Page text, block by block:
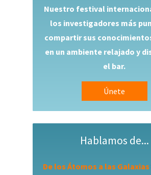
Nuestro festival
los investigadores más
compartir sus
en un ambiente relajado y
el bar.
Únete
Hablamos de...
De los Átomos a las Galaxias